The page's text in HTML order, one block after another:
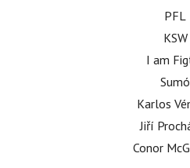
PFL
KSW
I am
Sumó
Karlos
Jiří
Conor